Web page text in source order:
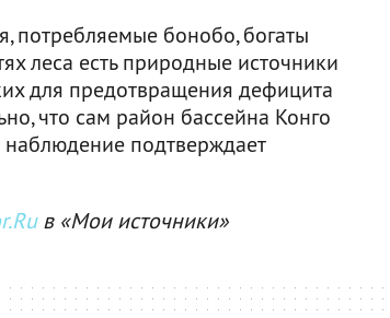
потребляемые бонобо, богаты
леса есть природные источники
для предотвращения дефицита
что сам район бассейна Конго
наблюдение подтверждает
в «Мои источники»